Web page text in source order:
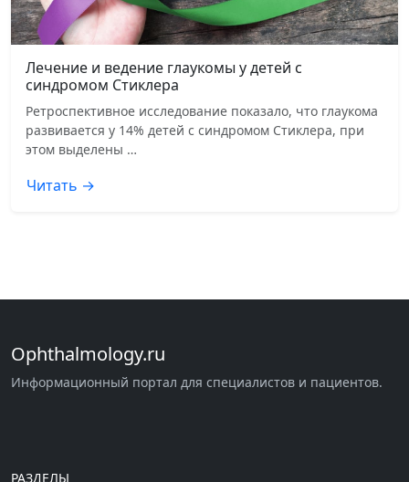
Лечение и ведение глаукомы у детей с
синдромом Стиклера
Ретроспективное исследование показало, что глаукома
развивается у 14% детей с синдромом Стиклера, при
этом выделены …
Читать →
Ophthalmology.ru
Информационный портал для специалистов и пациентов.
РАЗДЕЛЫ